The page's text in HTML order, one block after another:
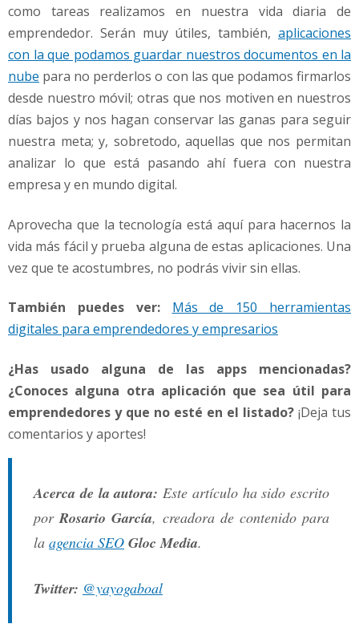
como tareas realizamos en nuestra vida diaria de
emprendedor. Serán muy útiles, también, aplicaciones
con la que podamos guardar nuestros documentos en la
nube para no perderlos o con las que podamos firmarlos
desde nuestro móvil; otras que nos motiven en nuestros
días bajos y nos hagan conservar las ganas para seguir
nuestra meta; y, sobretodo, aquellas que nos permitan
analizar lo que está pasando ahí fuera con nuestra
empresa y en mundo digital.
Aprovecha que la tecnología está aquí para hacernos la
vida más fácil y prueba alguna de estas aplicaciones. Una
vez que te acostumbres, no podrás vivir sin ellas.
También puedes ver:
Más de 150 herramientas
digitales para emprendedores y empresarios
¿Has usado alguna de las apps mencionadas?
¿Conoces alguna otra aplicación que sea útil para
emprendedores y que no esté en el listado? ¡Deja tus
comentarios y aportes!
Acerca de la autora: Este artículo ha sido escrito
porRosario García, creadora de contenido para
la agencia SEO Gloc Media.
Twitter: @yayogaboal